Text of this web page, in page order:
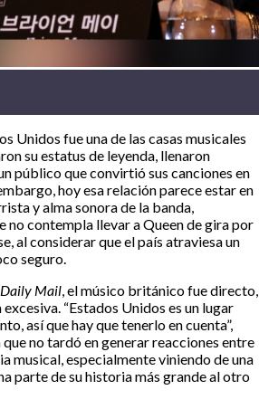
Unidos fue una de las casas musicales
su estatus de leyenda, llenaron
público que convirtió sus canciones en
hoy esa relación parece estar en
y alma sonora de la banda,
no contempla llevar a Queen de gira por
al considerar que el país atraviesa un
seguro.
Daily Mail, el músico británico fue directo,
“Estados Unidos es un lugar
así que hay que tenerlo en cuenta”,
no tardó en generar reacciones entre
musical, especialmente viniendo de una
parte de su historia más grande al otro